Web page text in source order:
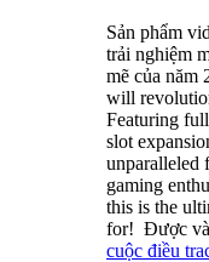
Sản phẩm
trải nghiệm
mẽ của năm
will
⁣Featuring
slot
unparalleled
gaming
this is the
for! ⁣ Được
cuộc điều tra